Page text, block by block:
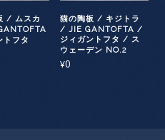
/ ムスカ
トフタ
猫の陶板 / キジトラ
/ JIE GANTOFTA /
ジィガントフタ / ス
ウェーデン NO.2
¥0